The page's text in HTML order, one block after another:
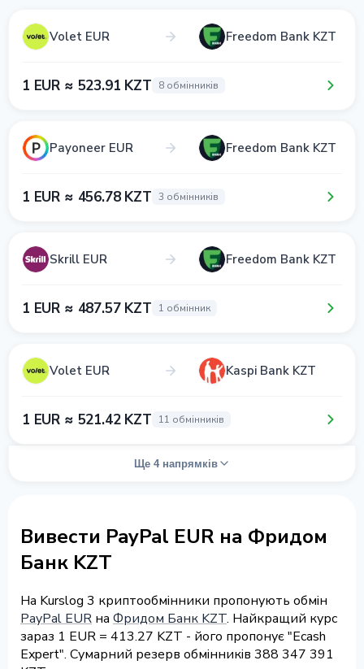
Volet EUR Freedom Bank KZT
1 EUR ≈ 523.91 KZT 8 обмінників
Payoneer EUR Freedom Bank KZT
1 EUR ≈ 456.78 KZT 3 обмінників
Skrill EUR Freedom Bank KZT
1 EUR ≈ 487.57 KZT 1 обмінник
Volet EUR Kaspi Bank KZT
1 EUR ≈ 521.42 KZT 11 обмінників
Ще 4 напрямків
Вивести PayPal EUR на Фридом
Банк KZT
На Kurslog 3 криптообмінники пропонують обмін
PayPal EUR на Фридом Банк KZT. Найкращий курс
зараз 1 EUR = 413.27 KZT - його пропонує "Ecash
Expert". Сумарний резерв обмінників 388 347 391